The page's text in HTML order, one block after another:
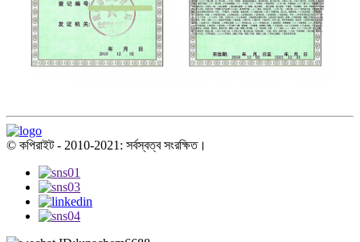
© কপিরাইট - 2010-2021: সর্বস্বত্ব সংরক্ষিত।